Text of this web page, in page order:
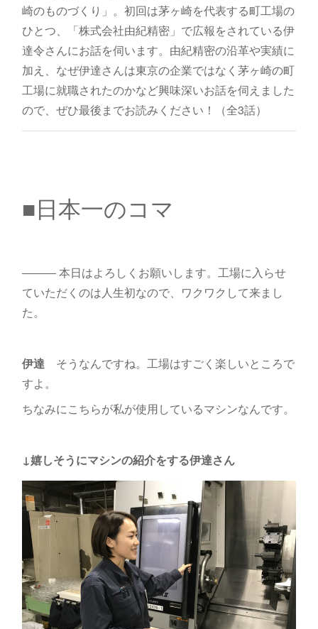
崎のものづくり」。初回は茅ヶ崎を代表する町工場の
ひとつ、「株式会社由紀精密」で広報をされている伊
達令さんにお話を伺います。由紀精密の沿革や実績に
加え、なぜ伊達さんは東京の企業ではなく茅ヶ崎の町
工場に就職されたのかなど興味深いお話を伺えました
ので、ぜひ最後までお読みください！（全3話）
■日本一のコマ
――― 本日はよろしくお願いします。工場に入らせ
ていただくのは人生初なので、ワクワクして来まし
た。
伊達そうなんですね。工場はすごく楽しいところで
すよ。
ちなみにこちらが私が使用しているマシンなんです。
↓嬉しそうにマシンの紹介をする伊達さん